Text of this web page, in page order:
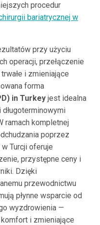
procedur
bariatrycznej w
przy użyciu
operacji, przełączenie
i zmieniające
forma
in Turkeyjest idealna
ramach kompletnej
poprzez
Turcji oferuje
przystępne ceny i
Dzięki
przewodnictwu
płynne wsparcie od
wyzdrowienia —
i zmieniające